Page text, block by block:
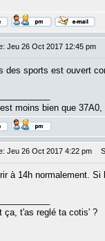
Jeu 26 Oct 2017 12:45 pm
des sports est ouvert
moins bien que
Jeu 26 Oct 2017 4:22 pm
à 14h normalement.
ça, t'as reglé ta cotis' ?